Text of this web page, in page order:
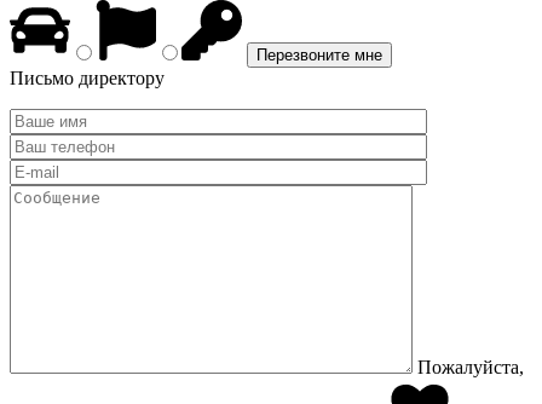
Письмо директору
Пожалуйста,